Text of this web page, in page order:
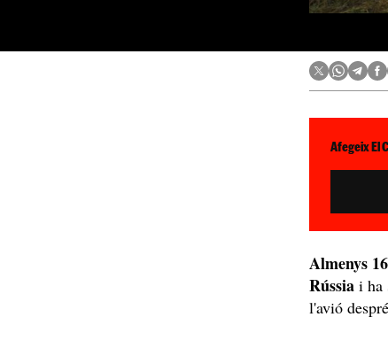
Afegeix El
Almenys
Rússia i ha
l'avió